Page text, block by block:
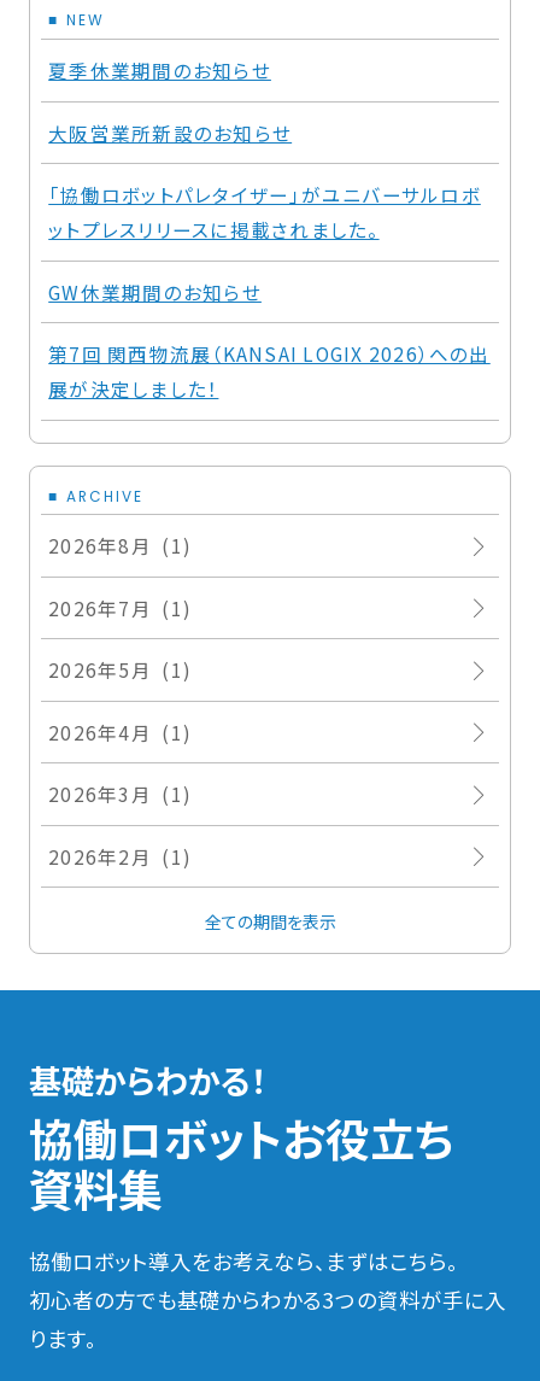
NEW
夏季休業期間のお知らせ
大阪営業所新設のお知らせ
「協働ロボットパレタイザー」がユニバーサルロボ
ットプレスリリースに掲載されました。
GW休業期間のお知らせ
第7回 関西物流展（KANSAI LOGIX 2026）への出
展が決定しました！
ARCHIVE
2026年8月 (1)
2026年7月 (1)
2026年5月 (1)
2026年4月 (1)
2026年3月 (1)
2026年2月 (1)
全ての期間を表示
基礎からわかる！
協働ロボットお役立ち
資料集
協働ロボット導入をお考えなら、まずはこちら。
初心者の方でも基礎からわかる3つの資料が手に入
ります。